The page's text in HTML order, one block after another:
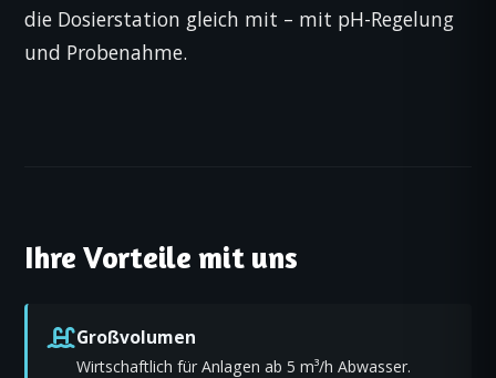
die Dosierstation gleich mit – mit pH-Regelung
und Probenahme.
Ihre Vorteile mit uns
Großvolumen
Wirtschaftlich für Anlagen ab 5 m³/h Abwasser.